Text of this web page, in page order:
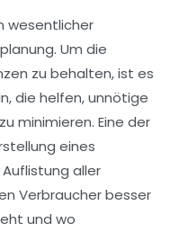
wesentlicher
Um die
zu behalten, ist es
die helfen, unnötige
minimieren. Eine der
eines
aller
Verbraucher besser
und wo